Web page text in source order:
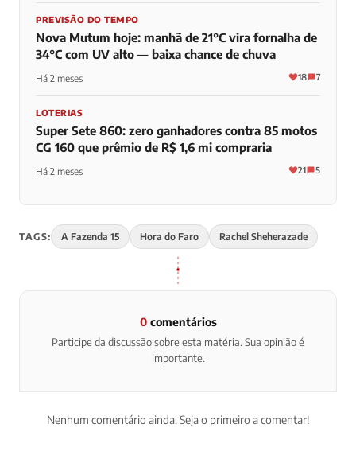
PREVISÃO DO TEMPO
Nova Mutum hoje: manhã de 21°C vira fornalha de
34°C com UV alto — baixa chance de chuva
Há 2 meses 18 7
LOTERIAS
Super Sete 860: zero ganhadores contra 85 motos
CG 160 que prêmio de R$ 1,6 mi compraria
Há 2 meses 21 5
TAGS: A Fazenda 15 Hora do Faro Rachel Sheherazade
0comentários
Participe da discussão sobre esta matéria. Sua opinião é
importante.
Nenhum comentário ainda. Seja o primeiro a comentar!